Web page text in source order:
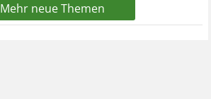
Mehr neue Themen